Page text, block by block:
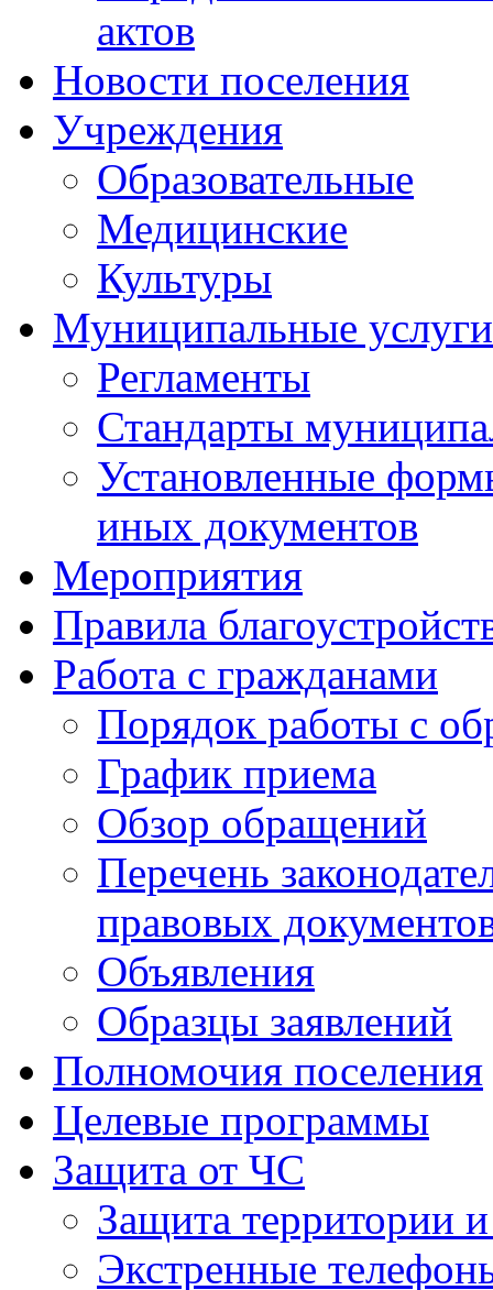
актов
Новости поселения
Учреждения
Образовательные
Медицинские
Культуры
Муниципальные услуги
Регламенты
Стандарты
Установленные
иных документов
Мероприятия
Правила
Работа с гражданами
Порядок работы с
График приема
Обзор обращений
Перечень
правовых
Объявления
Образцы заявлений
Полномочия поселения
Целевые программы
Защита от ЧС
Защита территории
Экстренные